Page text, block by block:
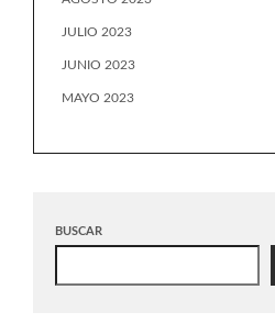
JULIO 2023
JUNIO 2023
MAYO 2023
BUSCAR